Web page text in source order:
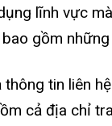
lĩnh vực
gồm
tin liên
cả địa chỉ